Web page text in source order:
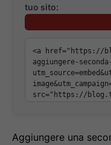
tuo sito:
Aggiungere una